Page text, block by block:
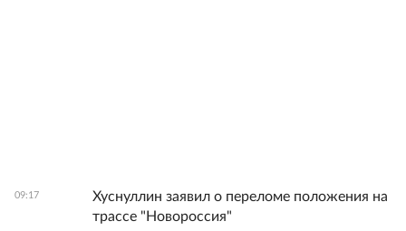
09:17
Хуснуллин заявил о переломе положения на
трассе "Новороссия"